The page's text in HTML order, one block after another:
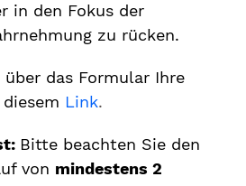
in den Fokus der
zu rücken.
über das Formular Ihre
Link.
Bitte beachten Sie den
von mindestens 2